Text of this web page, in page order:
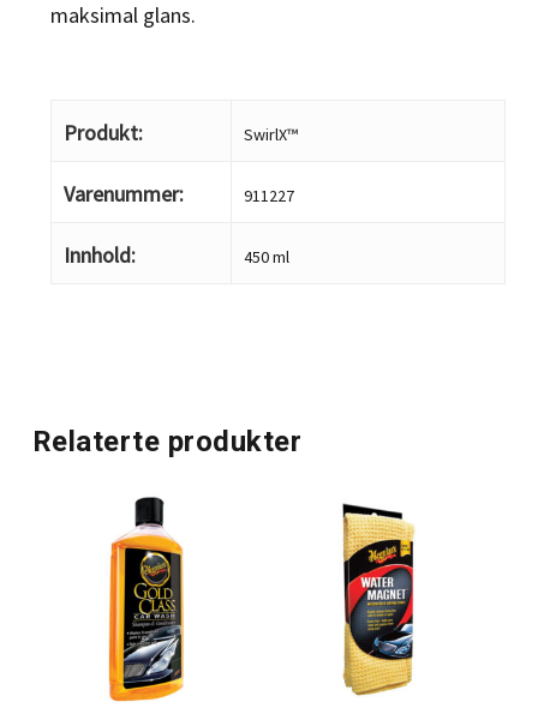
maksimal glans.
Produkt: SwirlX™
Varenummer: 911227
Innhold: 450 ml
Relaterte produkter